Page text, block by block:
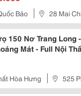
Bảo 28 Mai
150 Nơ Trang
Mát - Full Nội
Hòa Hưng
525